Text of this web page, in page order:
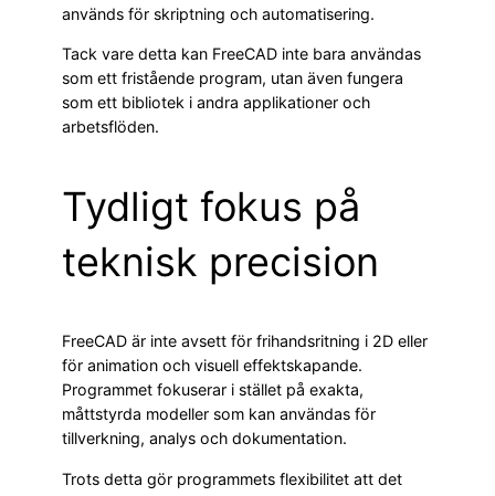
används för skriptning och automatisering.
Tack vare detta kan FreeCAD inte bara användas
som ett fristående program, utan även fungera
som ett bibliotek i andra applikationer och
arbetsflöden.
Tydligt fokus på
teknisk precision
FreeCAD är inte avsett för frihandsritning i 2D eller
för animation och visuell effektskapande.
Programmet fokuserar i stället på exakta,
måttstyrda modeller som kan användas för
tillverkning, analys och dokumentation.
Trots detta gör programmets flexibilitet att det